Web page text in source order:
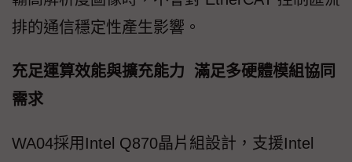
排的通信穩定性產生影響。
充足運算效能與擴充能力 滿足多硬體模組協同
需求
WA04採用Intel Q870晶片組設計，支援Intel